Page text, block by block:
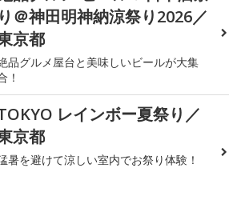
り＠神田明神納涼祭り2026／
京都
品グルメ屋台と美味しいビールが大集
！
レインボー夏祭り／
京都
暑を避けて涼しい室内でお祭り体験！